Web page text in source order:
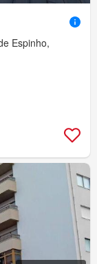
Espinho,